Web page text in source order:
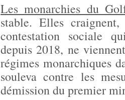
Les monarchies du
stable. Elles
contestation sociale
depuis 2018, ne
régimes monarchiques
souleva contre les
démission du premier